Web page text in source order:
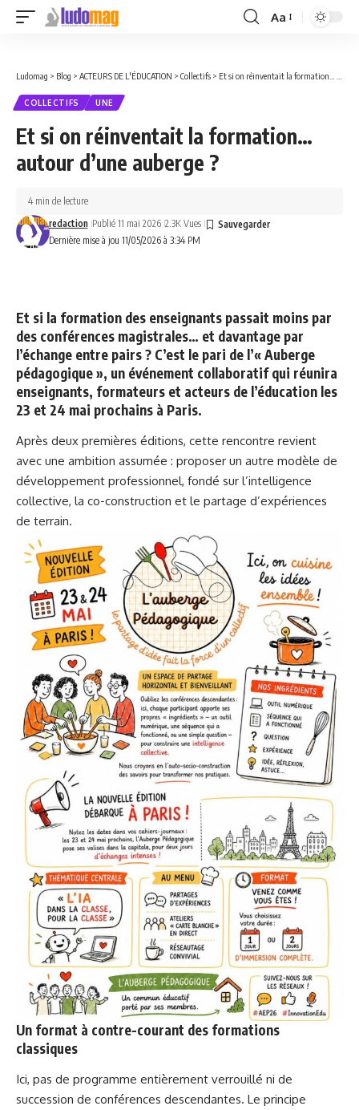
Font
Aa
Ludomag > Blog > ACTEURS DE L'ÉDUCATION > Collectifs > Et si on réinventait la formation… autour d’une auberge ?
COLLECTIFS UNE
Et si on réinventait la formation…
autour d’une auberge ?
Dernière mise à jou 11/05/2026 à 3:34 PM
redaction Publié 11 mai 2026 2.3K Vues
4 min de lecture
Et si la formation des enseignants passait moins par
des conférences magistrales… et davantage par
l’échange entre pairs ? C’est le pari de l’« Auberge
pédagogique », un événement collaboratif qui réunira
enseignants, formateurs et acteurs de l’éducation les
23 et 24 mai prochains à Paris.
Après deux premières éditions, cette rencontre revient
avec une ambition assumée : proposer un autre modèle de
développement professionnel, fondé sur l’intelligence
collective, la co-construction et le partage d’expériences
de terrain.
Un format à contre-courant des formations
classiques
Ici, pas de programme entièrement verrouillé ni de
succession de conférences descendantes. Le principe